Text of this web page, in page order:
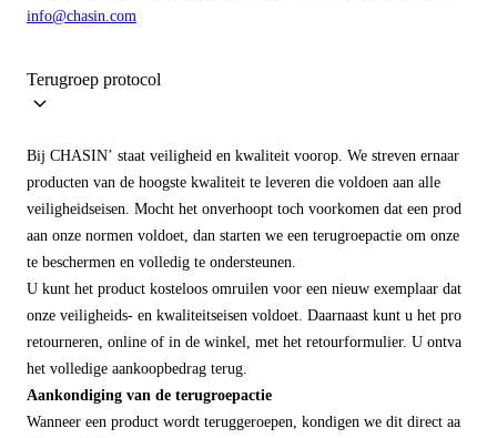
info@chasin.com
Terugroep protocol
Bij CHASIN’ staat veiligheid en kwaliteit voorop. We streven ernaar om
producten van de hoogste kwaliteit te leveren die voldoen aan alle
veiligheidseisen. Mocht het onverhoopt toch voorkomen dat een product
aan onze normen voldoet, dan starten we een terugroepactie om onze
te beschermen en volledig te ondersteunen.
U kunt het product kosteloos omruilen voor een nieuw exemplaar dat wel
onze veiligheids- en kwaliteitseisen voldoet. Daarnaast kunt u het product
retourneren, online of in de winkel, met het retourformulier. U ontvangt
het volledige aankoopbedrag terug.
Aankondiging van de terugroepactie
Wanneer een product wordt teruggeroepen, kondigen we dit direct aan